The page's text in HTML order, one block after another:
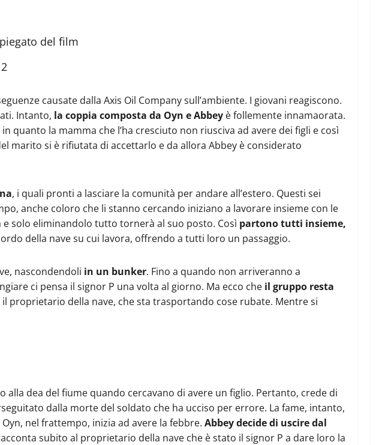
del film
causate dalla Axis Oil Company sull’ambiente. I giovani reagiscono.
Intanto, la coppia composta da Oyn e Abbey è follemente innamaorata.
quanto la mamma che l’ha cresciuto non riusciva ad avere dei figli e così
marito si è rifiutata di accettarlo e da allora Abbey è considerato
, i quali pronti a lasciare la comunità per andare all’estero. Questi sei
anche coloro che li stanno cercando iniziano a lavorare insieme con le
solo eliminandolo tutto tornerà al suo posto. Così partono tutti insieme,
della nave su cui lavora, offrendo a tutti loro un passaggio.
nascondendoli in un bunker. Fino a quando non arriveranno a
ci pensa il signor P una volta al giorno. Ma ecco che il gruppo resta
proprietario della nave, che sta trasportando cose rubate. Mentre si
alla dea del fiume quando cercavano di avere un figlio. Pertanto, crede di
dalla morte del soldato che ha ucciso per errore. La fame, intanto,
nel frattempo, inizia ad avere la febbre. Abbey decide di uscire dal
subito al proprietario della nave che è stato il signor P a dare loro la